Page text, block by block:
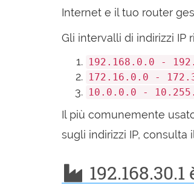
Internet e il tuo router
Gli intervalli di indirizzi IP
192.168.0.0 -
172.16.0.0 -
10.0.0.0 -
Il più comunemente
sugli indirizzi IP, consulta